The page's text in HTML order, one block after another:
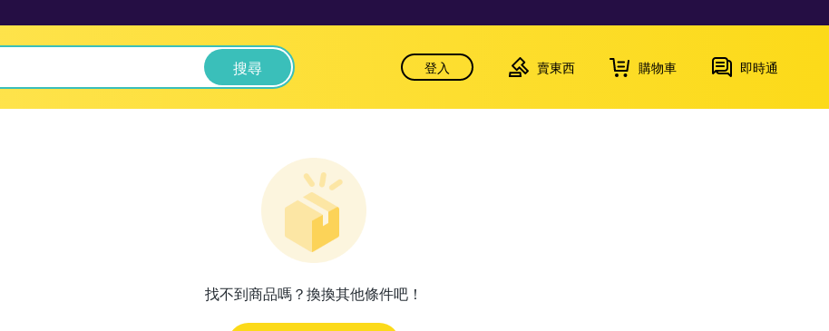
搜尋 登入 賣東西 購物車 即時通
找不到商品嗎？換換其他條件吧！